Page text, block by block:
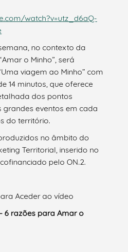
watch?v=utz_d6aQ-
no contexto da
o Minho”, será
viagem ao Minho” com
14 minutos, que oferece
dos pontos
eventos em cada
do território.
no âmbito do
Territorial, inserido no
pelo ON.2.
Aceder ao vídeo
6 razões para Amar o